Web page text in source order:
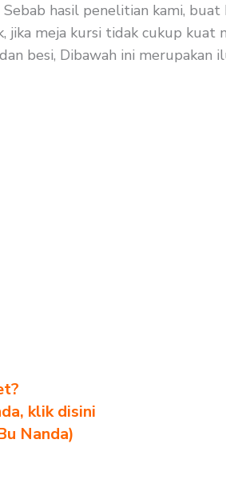
hasil penelitian kami, buat
meja kursi tidak cukup kuat
besi, Dibawah ini merupakan
klik disini
Nanda)